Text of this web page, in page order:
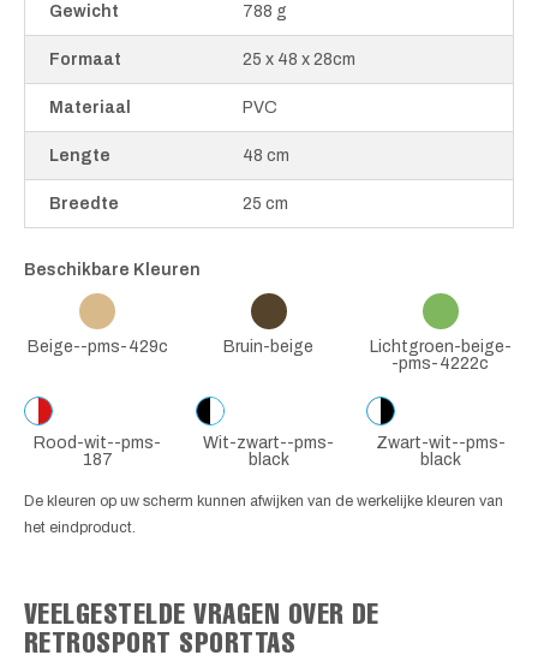
Gewicht 788 g
Formaat 25 x 48 x 28cm
Materiaal PVC
Lengte 48 cm
Breedte 25 cm
Beschikbare Kleuren
Beige--pms-429c Bruin-beige
Lichtgroen-beige-
-pms-4222c
Rood-wit--pms-
187
Wit-zwart--pms-
black
Zwart-wit--pms-
black
De kleuren op uw scherm kunnen afwijken van de werkelijke kleuren van
het eindproduct.
VEELGESTELDE VRAGEN OVER DE
RETROSPORT SPORTTAS